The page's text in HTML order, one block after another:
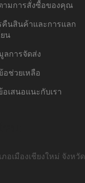
ามการสั่งซื้อของคุณ
คืนสินค้าและการแลก
ยน
ลการจัดส่ง
อช่วยเหลือ
อเสนอแนะกับเรา
อเมืองเชียงใหม่ จังหวัด